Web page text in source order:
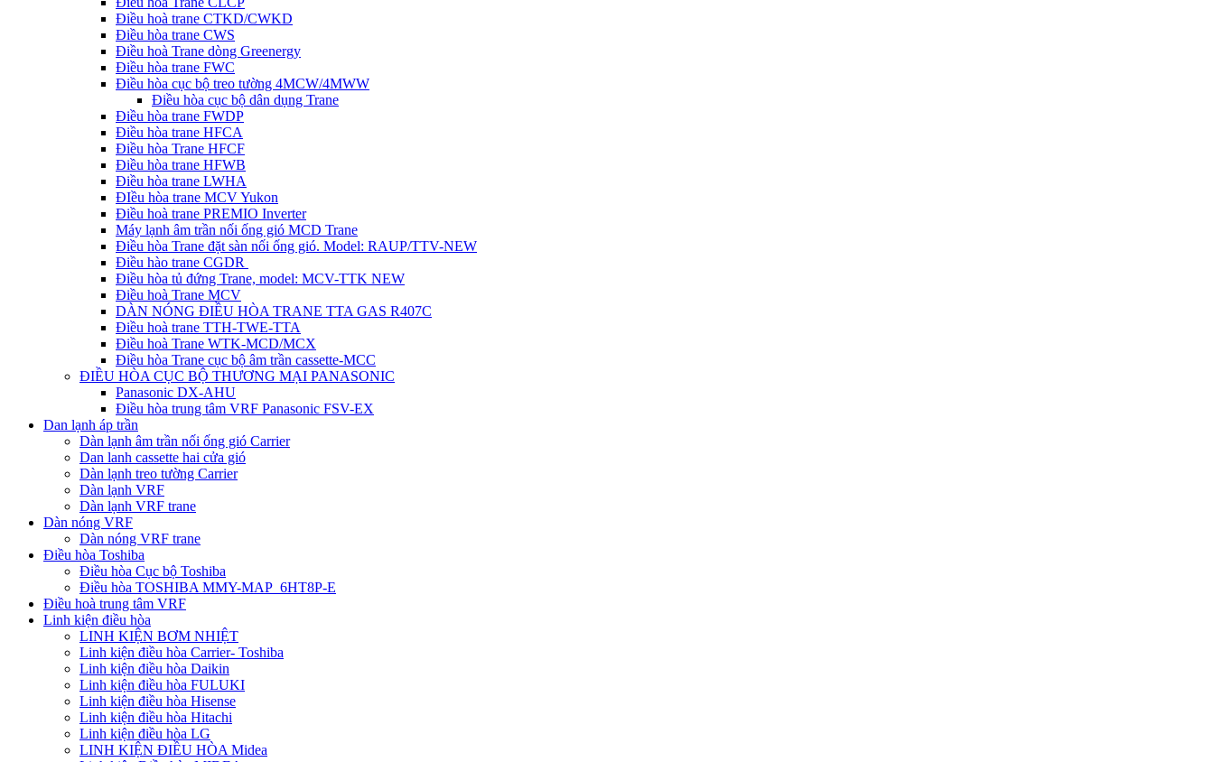
Điều hoà trane CTKD/CWKD
Điều hòa trane CWS
Điều hoà Trane dòng Greenergy
Điều hòa trane FWC
Điều hòa cục bộ treo tường 4MCW/4MWW
Điều hòa cục bộ dân dụng Trane
Điều hòa trane FWDP
Điều hòa trane HFCA
Điều hòa Trane HFCF
Điều hòa trane HFWB
Điều hòa trane LWHA
ĐIều hòa trane MCV Yukon
Điều hoà trane PREMIO Inverter
Máy lạnh âm trần nối ống gió MCD Trane
Điều hòa Trane đặt sàn nối ống gió. Model: RAUP/TTV-NEW
Điều hào trane CGDR
Điều hòa tủ đứng Trane, model: MCV-TTK NEW
Điều hoà Trane MCV
DÀN NÓNG ĐIỀU HÒA TRANE TTA GAS R407C
Điều hoà trane TTH-TWE-TTA
Điều hoà Trane WTK-MCD/MCX
Điều hòa Trane cục bộ âm trần cassette-MCC
ĐIỀU HÒA CỤC BỘ THƯƠNG MẠI PANASONIC
Panasonic DX-AHU
Điều hòa trung tâm VRF Panasonic FSV-EX
Dan lạnh áp trần
Dàn lạnh âm trần nối ống gió Carrier
Dan lanh cassette hai cửa gió
Dàn lạnh treo tường Carrier
Dàn lạnh VRF
Dàn lạnh VRF trane
Dàn nóng VRF
Dàn nóng VRF trane
Điều hòa Toshiba
Điều hòa Cục bộ Toshiba
Điều hòa TOSHIBA MMY-MAP_6HT8P-E
Điều hoà trung tâm VRF
Linh kiện điều hòa
LINH KIỆN BƠM NHIỆT
Linh kiện điều hòa Carrier- Toshiba
Linh kiện điều hòa Daikin
Linh kiện điều hòa FULUKI
Linh kiện điều hòa Hisense
Linh kiện điều hòa Hitachi
Linh kiện điều hòa LG
LINH KIỆN ĐIỀU HÒA Midea